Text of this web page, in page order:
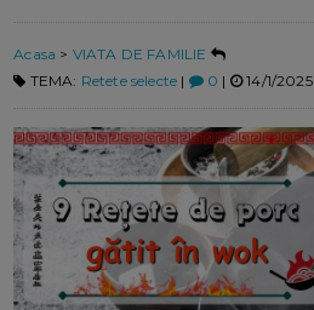
Acasa > VIATA DE FAMILIE
TEMA: Retete selecte | 0 | 14/1/2025